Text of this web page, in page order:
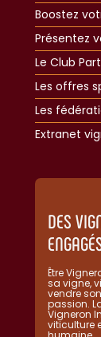
Boostez
Présentez
Le Club
Les offres
Les
Extranet
DES
Être
sa vigne,
vendre
passion.
Vigneron
viticulture